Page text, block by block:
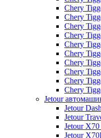
Chery
Chery
Chery
Chery
Chery
Chery
Chery
Chery
Chery
Chery
Jetour
Jetour
Jetour
Jetour
Jetour